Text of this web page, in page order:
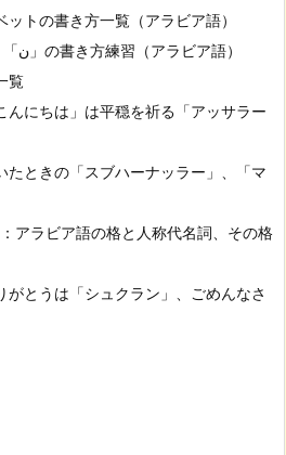
ットの書き方一覧（アラビア語）
【アラビア文字】８．「م」「ن」の書き方練習（アラビア語）
覧
んにちは」は平穏を祈る「アッサラー
たときの「スブハーナッラー」、「マ
アラビア語の格と人称代名詞、その格
がとうは「シュクラン」、ごめんなさ